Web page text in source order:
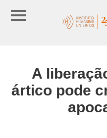
A
ártico pode